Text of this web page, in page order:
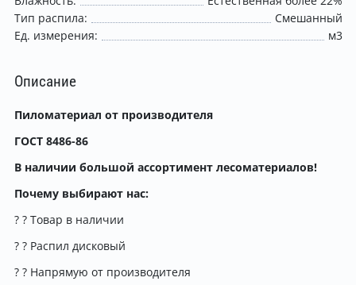
Тип распила:
Смешанный
Ед. измерения:
м3
Описание
Пиломатериал от производителя
ГОСТ 8486-86
В наличии большой ассортимент лесоматериалов!
Почему выбирают нас:
? ? Товар в наличии
? ? Распил дисковый
? ? Напрямую от производителя